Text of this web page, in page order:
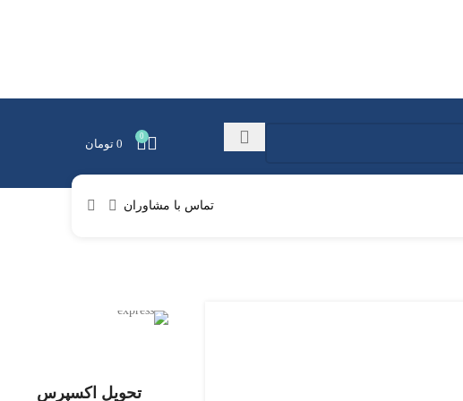
0
0 تومان
تماس با مشاوران
تحویل اکسپرس